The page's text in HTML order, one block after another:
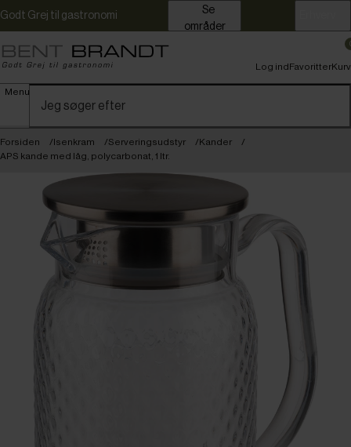
Godt Grej til gastronomi
områder
Menu
Log indFavoritterKurv
Forsiden Isenkram Serveringsudstyr
Kander
APS kande med låg, polycarbonat, 1 ltr.